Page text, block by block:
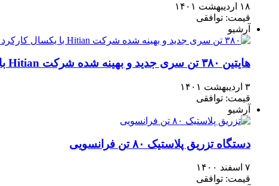
۱۸ اردیبهشت ۱۴۰۱
قیمت: توافقی
آرشیو
هایتین ۳۸۰ تن سری جدید و بهینه شده شرکت Hitian با یکسال کارکرد و وارداتی
۳ اردیبهشت ۱۴۰۱
قیمت: توافقی
آرشیو
دستگاه تزریق پلاستیک ۸۰ تن فرانسویی
۷ اسفند ۱۴۰۰
قیمت: توافقی